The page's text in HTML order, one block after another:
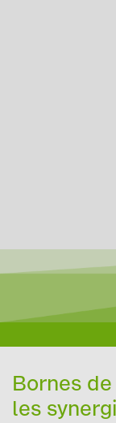
Bornes
les